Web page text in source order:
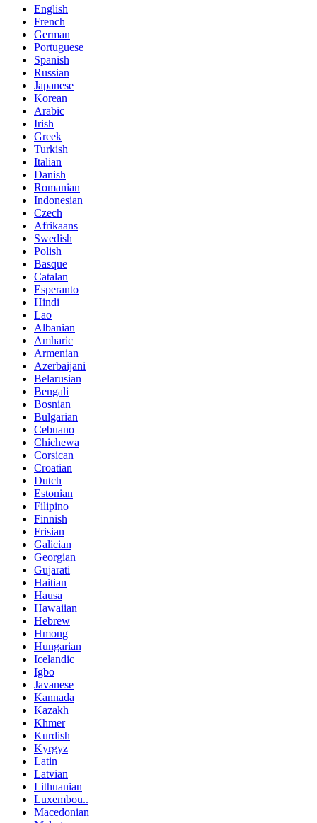
English
French
German
Portuguese
Spanish
Russian
Japanese
Korean
Arabic
Irish
Greek
Turkish
Italian
Danish
Romanian
Indonesian
Czech
Afrikaans
Swedish
Polish
Basque
Catalan
Esperanto
Hindi
Lao
Albanian
Amharic
Armenian
Azerbaijani
Belarusian
Bengali
Bosnian
Bulgarian
Cebuano
Chichewa
Corsican
Croatian
Dutch
Estonian
Filipino
Finnish
Frisian
Galician
Georgian
Gujarati
Haitian
Hausa
Hawaiian
Hebrew
Hmong
Hungarian
Icelandic
Igbo
Javanese
Kannada
Kazakh
Khmer
Kurdish
Kyrgyz
Latin
Latvian
Lithuanian
Luxembou..
Macedonian